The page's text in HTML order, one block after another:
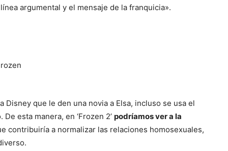
argumental y el mensaje de la franquicia».
que le den una novia a Elsa, incluso se usa el
esta manera, en ‘Frozen 2’ podríamos ver a la
contribuiría a normalizar las relaciones homosexuales,